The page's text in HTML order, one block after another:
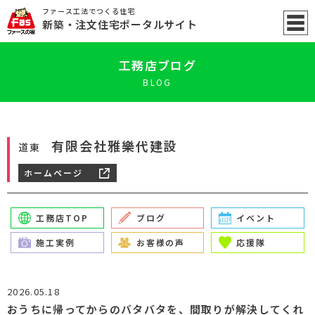
ファース工法でつくる住宅
新築 ・注文住宅ポータルサイト
工務店ブログ
BLOG
道東 有限会社雅樂代建設
ホームページ
工務店TOP ブログ イベント
施工実例 お客様の声 応援隊
2026.05.18
おうちに帰ってからのバタバタを、間取りが解決してくれ